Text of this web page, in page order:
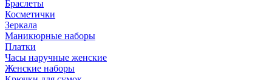
Браслеты
Косметички
Зеркала
Маникюрные наборы
Платки
Часы наручные женские
Женские наборы